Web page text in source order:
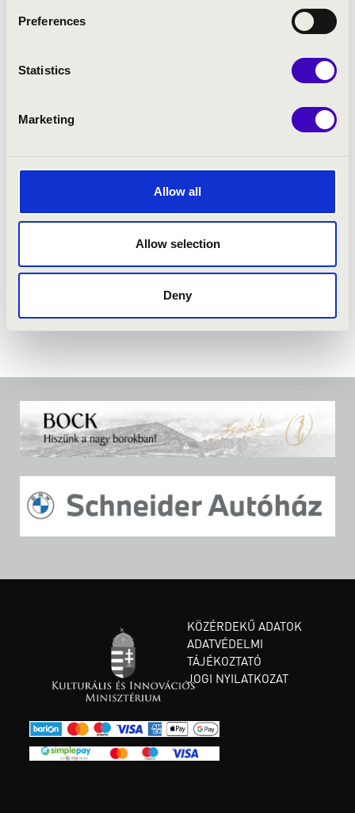
Preferences
Statistics
Marketing
Allow all
Allow selection
Deny
KÖZÉRDEKŰ ADATOK
ADATVÉDELMI
TÁJÉKOZTATÓ
JOGI NYILATKOZAT